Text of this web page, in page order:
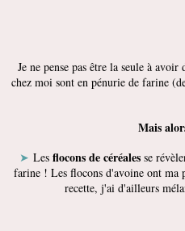
Je ne pense pas être la seule à
chez moi sont en pénurie de farine
Mais
➤ Les flocons de céréalesse
farine ! Les flocons d'avoine ont ma
recette, j'ai d'ailleurs